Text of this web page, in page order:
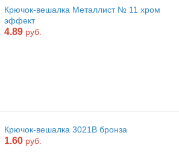
Крючок-вешалка Металлист № 11 хром
эффект
4.89 руб.
Крючок-вешалка 3021B бронза
1.60 руб.